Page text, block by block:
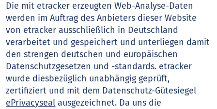
Die mit etracker erzeugten Web-Analyse-Daten
werden im Auftrag des Anbieters dieser Website
von etracker ausschließlich in Deutschland
verarbeitet und gespeichert und unterliegen damit
den strengen deutschen und europäischen
Datenschutzgesetzen und -standards. etracker
wurde diesbezüglich unabhängig geprüft,
zertifiziert und mit dem Datenschutz-Gütesiegel
ePrivacyseal ausgezeichnet. Da uns die